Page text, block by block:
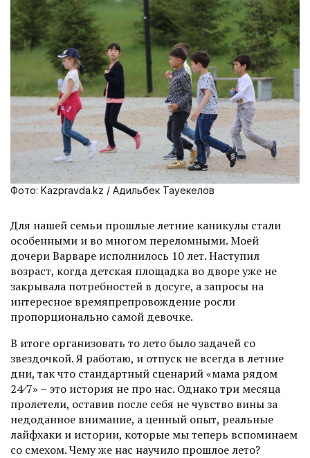
Фото: Kazpravda.kz / Адильбек Тауекелов
Для нашей семьи прошлые летние каникулы стали
особенными и во многом переломными. Моей
дочери Варваре исполнилось 10 лет. Наступил
возраст, когда детская площадка во дворе уже не
закрывала потребностей в досуге, а запросы на
интересное времяпрепровож­дение росли
пропорционально самой девочке.
В итоге организовать то лето было задачей со
звездочкой. Я работаю, и отпуск не всегда в летние
дни, так что стандартный сценарий «мама рядом
24⁄7» – это история не про нас. Однако три месяца
пролетели, оставив после себя не чувство вины за
недоданное внимание, а ценный опыт, реальные
лайфхаки и истории, которые мы теперь вспоминаем
со смехом. Чему же нас научило прошлое лето?